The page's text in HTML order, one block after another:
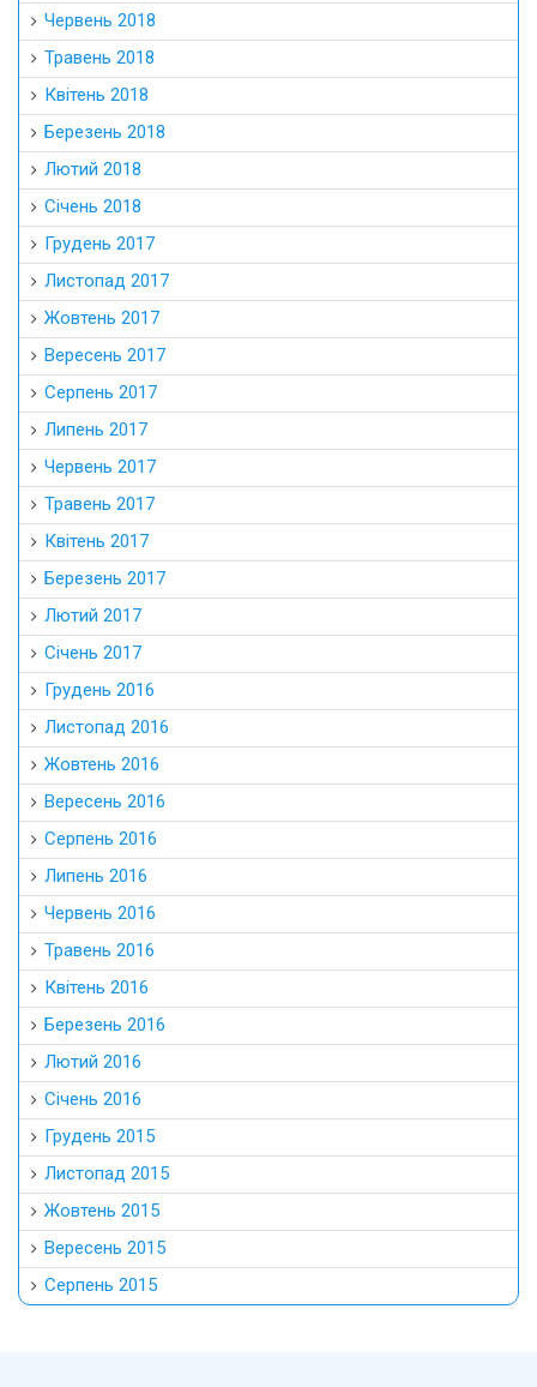
Червень 2018
Травень 2018
Квітень 2018
Березень 2018
Лютий 2018
Січень 2018
Грудень 2017
Листопад 2017
Жовтень 2017
Вересень 2017
Серпень 2017
Липень 2017
Червень 2017
Травень 2017
Квітень 2017
Березень 2017
Лютий 2017
Січень 2017
Грудень 2016
Листопад 2016
Жовтень 2016
Вересень 2016
Серпень 2016
Липень 2016
Червень 2016
Травень 2016
Квітень 2016
Березень 2016
Лютий 2016
Січень 2016
Грудень 2015
Листопад 2015
Жовтень 2015
Вересень 2015
Серпень 2015